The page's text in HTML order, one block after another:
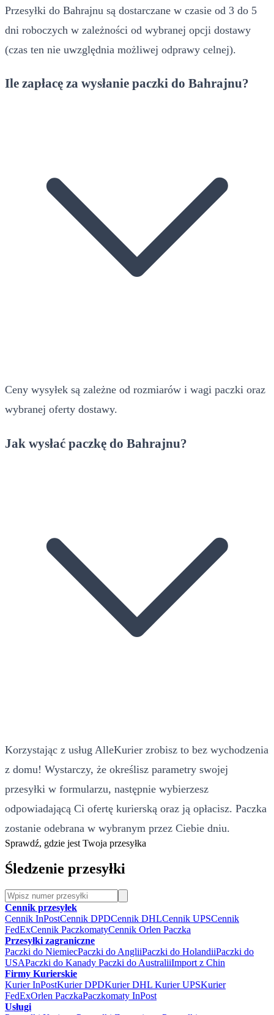
Przesyłki do Bahrajnu są dostarczane w czasie od 3 do 5
dni roboczych w zależności od wybranej opcji dostawy
(czas ten nie uwzględnia możliwej odprawy celnej).
Ile zapłacę za wysłanie paczki do Bahrajnu?
Ceny wysyłek są zależne od rozmiarów i wagi paczki oraz
wybranej oferty dostawy.
Jak wysłać paczkę do Bahrajnu?
Korzystając z usług AlleKurier zrobisz to bez wychodzenia
z domu! Wystarczy, że określisz parametry swojej
przesyłki w formularzu, następnie wybierzesz
odpowiadającą Ci ofertę kurierską oraz ją opłacisz. Paczka
zostanie odebrana w wybranym przez Ciebie dniu.
Sprawdź, gdzie jest Twoja przesyłka
Śledzenie przesyłki
Cennik przesyłek
Cennik InPostCennik DPDCennik DHLCennik UPSCennik
FedExCennik PaczkomatyCennik Orlen Paczka
Przesyłki zagraniczne
Paczki do NiemiecPaczki do AngliiPaczki do HolandiiPaczki do
USAPaczki do Kanady Paczki do AustraliiImport z Chin
Firmy Kurierskie
Kurier InPostKurier DPDKurier DHL Kurier UPSKurier
FedExOrlen PaczkaPaczkomaty InPost
Usługi